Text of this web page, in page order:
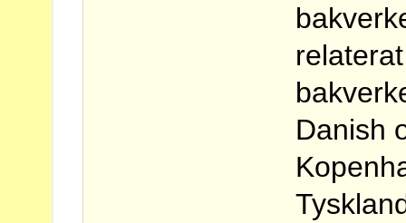
Danish